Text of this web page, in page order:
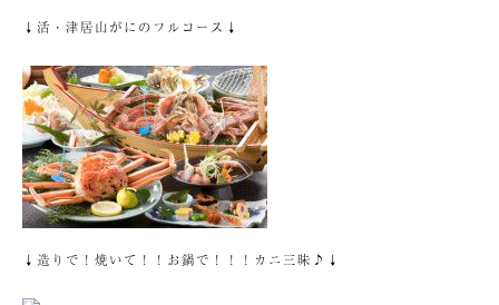
↓活・津居山がにのフルコース↓
↓造りで！焼いて！！お鍋で！！！カニ三昧♪↓